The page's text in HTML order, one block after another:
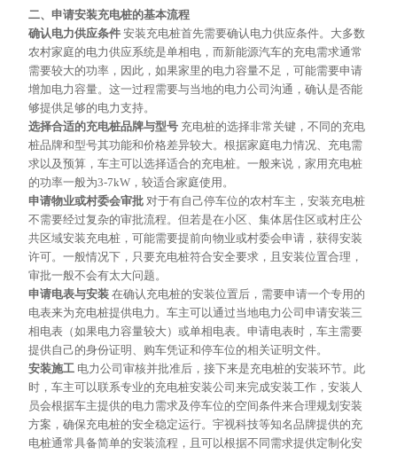
二、申请安装充电桩的基本流程
确认电力供应条件 安装充电桩首先需要确认电力供应条件。大多数
农村家庭的电力供应系统是单相电，而新能源汽车的充电需求通常
需要较大的功率，因此，如果家里的电力容量不足，可能需要申请
增加电力容量。这一过程需要与当地的电力公司沟通，确认是否能
够提供足够的电力支持。
选择合适的充电桩品牌与型号 充电桩的选择非常关键，不同的充电
桩品牌和型号其功能和价格差异较大。根据家庭电力情况、充电需
求以及预算，车主可以选择适合的充电桩。一般来说，家用充电桩
的功率一般为3-7kW，较适合家庭使用 。
申请物业或村委会审批 对于有自己停车位的农村车主，安装充电桩
不需要经过复杂的审批流程。但若是在小区、集体居住区或村庄公
共区域安装充电桩，可能需要提前向物业或村委会申请，获得安装
许可。一般情况下，只要充电桩符合安全要求，且安装位置合理，
审批一般不会有太大问题。
申请电表与安装 在确认充电桩的安装位置后，需要申请一个专用的
电表来为充电桩提供电力。车主可以通过当地电力公司申请安装三
相电表（如果电力容量较大）或单相电表。申请电表时，车主需要
提供自己的身份证明、购车凭证和停车位的相关证明文件。
安装施工 电力公司审核并批准后，接下来是充电桩的安装环节。此
时，车主可以联系专业的充电桩安装公司来完成安装工作，安装人
员会根据车主提供的电力需求及停车位的空间条件来合理规划安装
方案，确保充电桩的安全稳定运行。宇视科技等知名品牌提供的充
电桩通常具备简单的安装流程，且可以根据不同需求提供定制化安